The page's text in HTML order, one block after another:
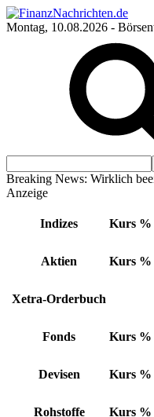
Montag, 10.08.2026 -
Breaking News: Wirklich
Anzeige
Indizes Kurs %
Aktien Kurs %
Xetra-Orderbuch
Fonds Kurs %
Devisen Kurs %
Rohstoffe Kurs %